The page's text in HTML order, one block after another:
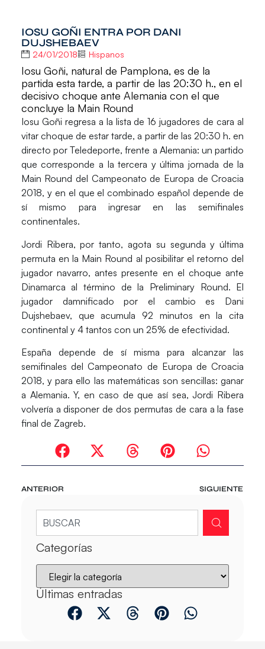
IOSU GOÑI ENTRA POR DANI
DUJSHEBAEV
24/01/2018 Hispanos
Iosu Goñi, natural de Pamplona, es de la
partida esta tarde, a partir de las 20:30 h., en el
decisivo choque ante Alemania con el que
concluye la Main Round
Iosu Goñi regresa a la lista de 16 jugadores de cara al
vitar choque de estar tarde, a partir de las 20:30 h. en
directo por Teledeporte, frente a Alemania: un partido
que corresponde a la tercera y última jornada de la
Main Round del Campeonato de Europa de Croacia
2018, y en el que el combinado español depende de
sí mismo para ingresar en las semifinales
continentales.
Jordi Ribera, por tanto, agota su segunda y última
permuta en la Main Round al posibilitar el retorno del
jugador navarro, antes presente en el choque ante
Dinamarca al término de la Preliminary Round. El
jugador damnificado por el cambio es Dani
Dujshebaev, que acumula 92 minutos en la cita
continental y 4 tantos con un 25% de efectividad.
España depende de sí misma para alcanzar las
semifinales del Campeonato de Europa de Croacia
2018, y para ello las matemáticas son sencillas: ganar
a Alemania. Y, en caso de que así sea, Jordi Ribera
volvería a disponer de dos permutas de cara a la fase
final de Zagreb.
ANTERIOR SIGUIENTE
Categorías
Últimas entradas